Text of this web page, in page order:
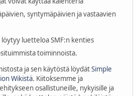
syntymäpäivien ja vastaavien
löytyy luetteloa SMF:n kenties
toiminnoista.
ja sen käytöstä löydätSimple
Wikistä. Kiitoksemme ja
osallistuneille, nykyisille ja